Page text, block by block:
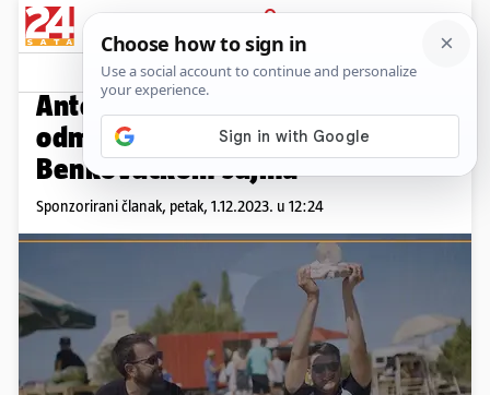
PRIJAVA
Promo sadržaj
Ante Cash i Matej Sunara
odmjerili snage na
Benkovačkom sajmu
Sponzorirani članak, petak, 1.12.2023. u 12:24